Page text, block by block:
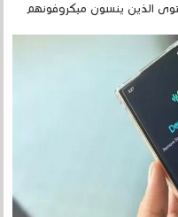
الذين ينسون ميكروفونهم